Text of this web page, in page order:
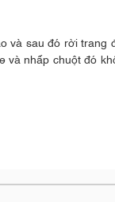
và sau đó rời
và nhấp chuột đó